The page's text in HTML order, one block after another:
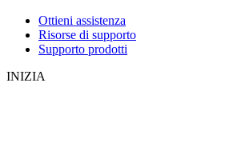
Ottieni assistenza
Risorse di supporto
Supporto prodotti
INIZIA